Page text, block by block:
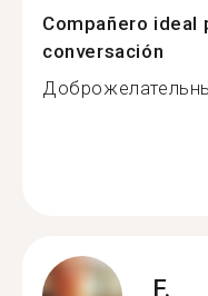
Compañero ideal
conversación
F.